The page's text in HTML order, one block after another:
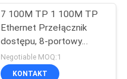
7 100M TP 1 100M TP
Ethernet Przełącznik
dostępu, 8-portowy
przełącznik
światłowodowy
Negotiable MOQ:1
KONTAKT